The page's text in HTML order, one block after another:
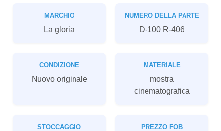
MARCHIO
La gloria
NUMERO DELLA PARTE
D-100 R-406
CONDIZIONE
Nuovo originale
MATERIALE
mostra
cinematografica
STOCCAGGIO PREZZO FOB